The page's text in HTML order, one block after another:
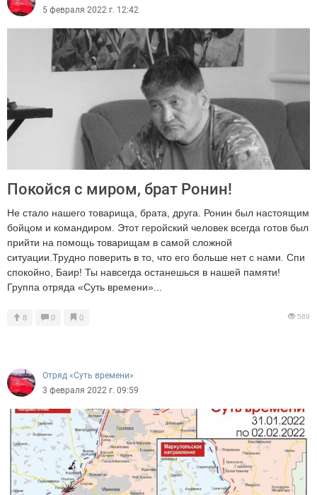
5 февраля 2022 г. 12:42
Покойся с миром, брат Ронин!
Не стало нашего товарища, брата, друга. Ронин был настоящим
бойцом и командиром. Этот геройский человек всегда готов был
прийти на помощь товарищам в самой сложной
ситуации.Трудно поверить в то, что его больше нет с нами. Спи
спокойно, Баир! Ты навсегда останешься в нашей памяти!
Группа отряда «Суть времени»...
8 0 0 589
Отряд «Суть времени»
3 февраля 2022 г. 09:59